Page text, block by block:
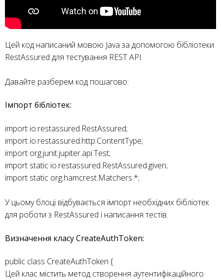
Цей код написаний мовою Java за допомогою бібліотеки
RestAssured для тестування REST API.
Давайте разберем код пошагово:
Імпорт бібліотек:
import io.restassured.RestAssured;
import io.restassured.http.ContentType;
import org.junit.jupiter.api.Test;
import static io.restassured.RestAssured.given;
import static org.hamcrest.Matchers.*;
У цьому блоці відбувається імпорт необхідних бібліотек
для роботи з RestAssured і написання тестів.
Визначення класу CreateAuthToken:
public class CreateAuthToken {
Цей клас містить метод створення аутентифікаційного